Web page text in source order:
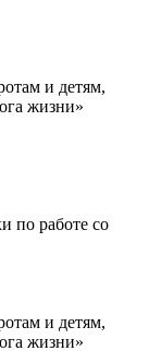
и детям,
жизни»
по работе со
и детям,
жизни»